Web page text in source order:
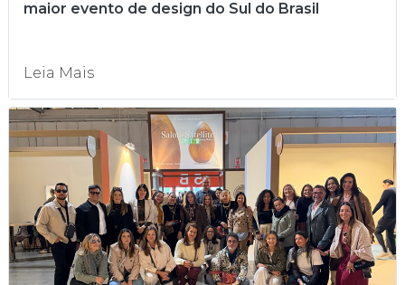
maior evento de design do Sul do Brasil
Leia Mais